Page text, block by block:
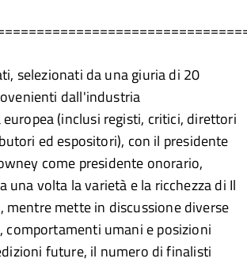
selezionati da una giuria di 20
dall'industria
(inclusi registi, critici, direttori
ed espositori), con il presidente
come presidente onorario,
una volta la varietà e la ricchezza di Il
mentre mette in discussione diverse
comportamenti umani e posizioni
future, il numero di finalisti